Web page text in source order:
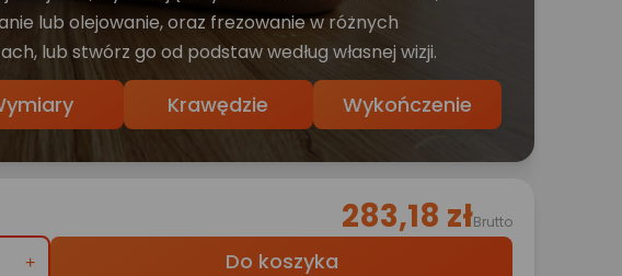
lub olejowanie, oraz frezowanie w różnych
lub stwórz go od podstaw według własnej wizji.
Krawędzie Wykończenie
283,18 złBrutto
Do koszyka